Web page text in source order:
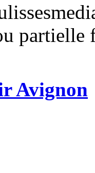
partielle
Avignon